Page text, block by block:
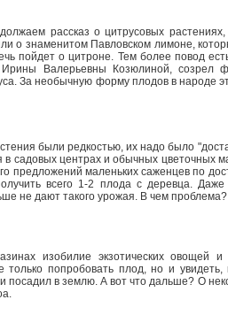
рассказ о цитрусовых
о знаменитом Павловском лимоне,
пойдет о цитроне. Тем более повод
Валерьевны Козюлиной, созрел
За необычную форму плодов в народе
были редкостью, их надо было
садовых центрах и обычных цветочных
предложений маленьких саженцев по
всего 1-2 плода с деревца.
не дают такого урожая. В чем проблема?
изобилие экзотических овощей
попробовать плод, но и увидеть,
в землю. А вот что дальше? О